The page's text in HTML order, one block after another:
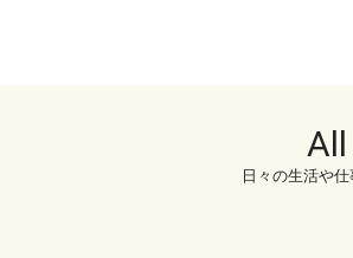
日々の生活や